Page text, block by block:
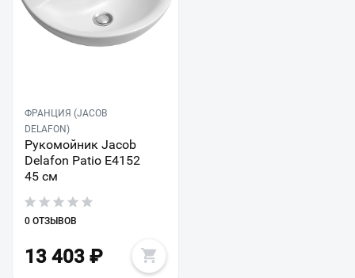
ФРАНЦИЯ (JACOB
DELAFON)
Рукомойник Jacob
Delafon Patio E4152
45 см
0 ОТЗЫВОВ
13 403 ₽